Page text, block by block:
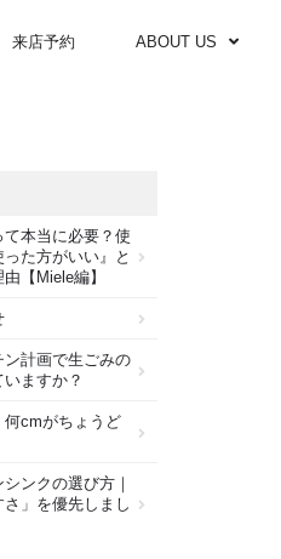
来店予約 ABOUT US
本当に必要？使
た方がいい』と
【Miele編】
計画で生ごみの
ますか？
何cmがちょうど
ンクの選び方｜
」を優先しまし